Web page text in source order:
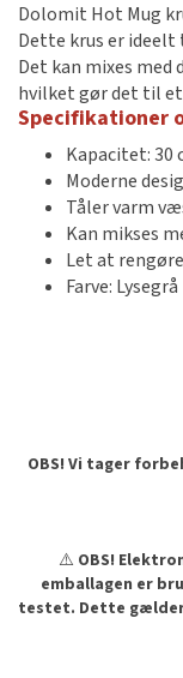
Dolomit Hot Mug
Dette krus er
Det kan mixes med
hvilket gør det til
Specifikationer
Kapacitet: 30
Moderne
Tåler varm
Kan mikses
Let at rengøre
Farve: Lysegrå
OBS! Vi tager
⚠️ OBS!
emballagen er
testet. Dette